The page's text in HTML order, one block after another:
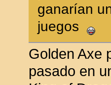
ganarían
juegos
Golden Axe
pasado en